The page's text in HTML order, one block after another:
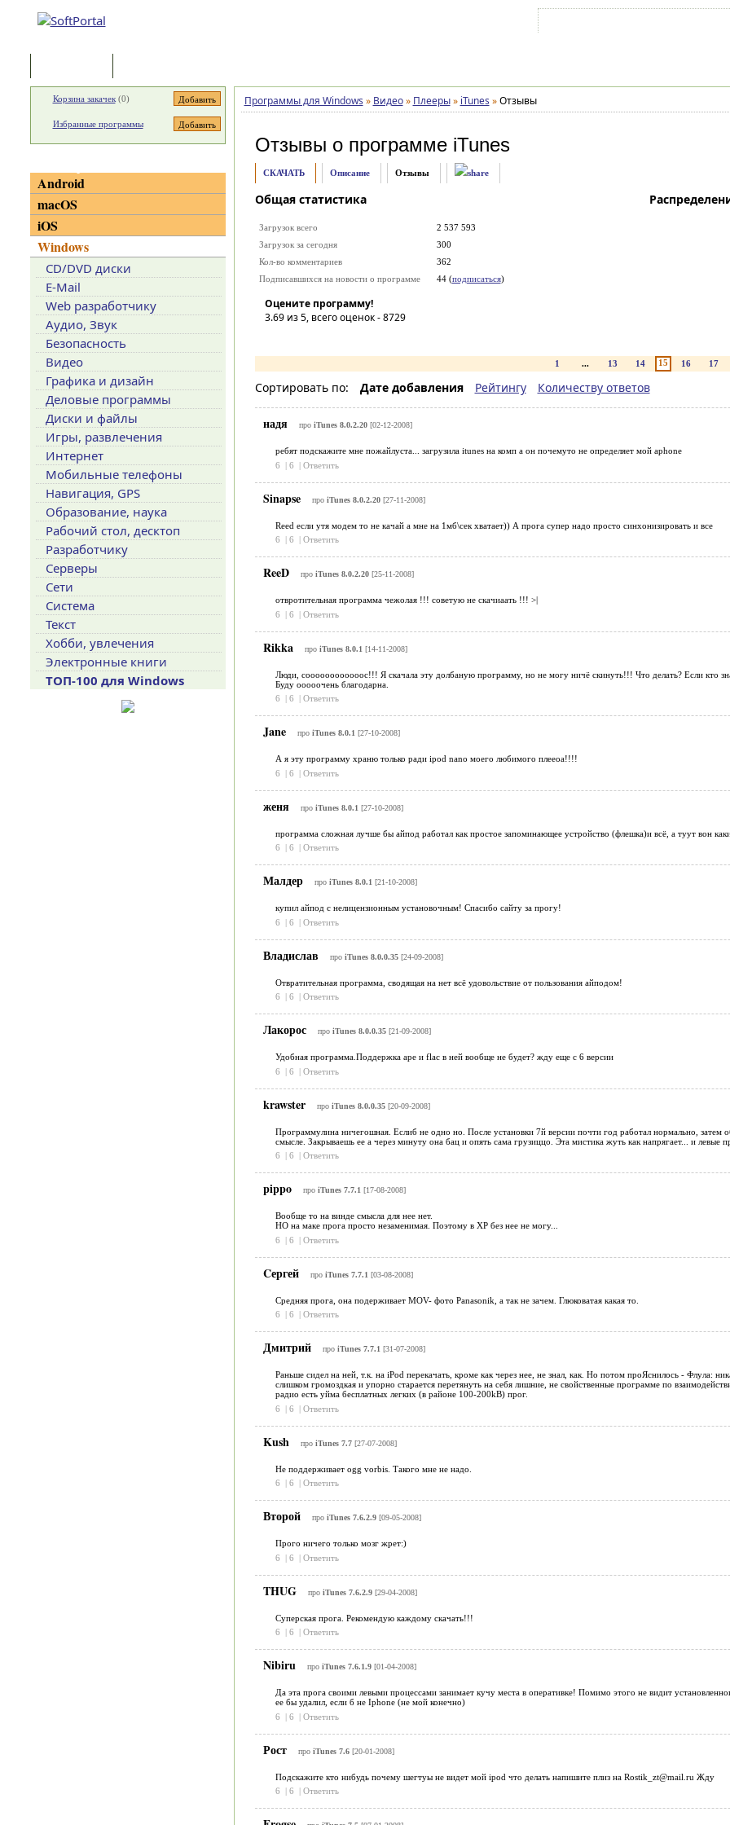
Программы для Windows » Видео » Плееры » iTunes » Отзывы
Отзывы о программе iTunes
СКАЧАТЬ Описание Отзывы
Общая статистика
Загрузок всего
2 537 593
Загрузок за сегодня
300
Кол-во комментариев
362
Подписавшихся на новости о программе
44 (подписаться)
Оцените программу!
3.69из 5, всего оценок -8729
1 ... 13 14 15 16 17
Сортировать по: Дате добавления Рейтингу Количеству ответов
надя про iTunes 8.0.2.20[02-12-2008]
ребят подскажите мне пожайлуста... загрузила itunes на комп а он почемуто не определяет мой aphone
6
| 6 | Ответить
Sinapse про iTunes 8.0.2.20[27-11-2008]
Reed если утя модем то не качай а мне на 1мб\сек хватает)) А прога супер надо просто синхонизировать и все
6
| 6 | Ответить
ReeD про iTunes 8.0.2.20[25-11-2008]
отвротительная программа чежолая !!! советую не скачиаать !!! >|
6
| 6 | Ответить
Rikka про iTunes 8.0.1 [14-11-2008]
Люди, соооооооооооос!!! Я скачала эту долбаную программу, но не могу ничё скинуть!!! Что делать? Если кто
Буду ооооочень благодарна.
6
| 6 | Ответить
Jane про iTunes 8.0.1 [27-10-2008]
А я эту программу храню только ради ipod nano моего любимого плееоа!!!!
6
| 6 | Ответить
женя про iTunes 8.0.1 [27-10-2008]
программа сложная лучше бы айпод работал как простое запоминающее устройство (флешка)и всё, а туут вон
6
| 6 | Ответить
Малдер про iTunes 8.0.1 [21-10-2008]
купил айпод с нелицензионным установочным! Спасибо сайту за прогу!
6
| 6 | Ответить
Владислав про iTunes 8.0.0.35[24-09-2008]
Отвратительная программа, сводящая на нет всё удовольствие от пользования айподом!
6
| 6 | Ответить
Лакорос про iTunes 8.0.0.35[21-09-2008]
Удобная программа.Поддержка ape и flac в ней вообще не будет? жду еще с 6 версии
6
| 6 | Ответить
krawster про iTunes 8.0.0.35[20-09-2008]
Программулина ничегошная. Еслиб не одно но. После установки 7й версии почти год работал нормально,
смысле. Закрываешь ее а через минуту она бац и опять сама грузиццо. Эта мистика жуть как напрягает... и
6
| 6 | Ответить
pippo про iTunes 7.7.1 [17-08-2008]
Вообще то на винде смысла для нее нет.
НО на маке прога просто незаменимая. Поэтому в ХР без нее не могу...
6
| 6 | Ответить
Cергей про iTunes 7.7.1 [03-08-2008]
Средняя прога, она подерживает MOV- фото Panasonik, а так не зачем. Глюковатая какая то.
6
| 6 | Ответить
Дмитрий про iTunes 7.7.1 [31-07-2008]
Раньше сидел на ней, т.к. на iPod перекачать, кроме как через нее, не знал, как. Но потом проЯснилось - Флула:
слишком громоздкая и упорно старается перетянуть на себя лишние, не свойственные программе по
радио есть уйма бесплатных легких (в районе 100-200kB) прог.
6
| 6 | Ответить
Kush про iTunes 7.7[27-07-2008]
Не поддерживает ogg vorbis. Такого мне не надо.
6
| 6 | Ответить
Второй про iTunes 7.6.2.9[09-05-2008]
Прого ничего только мозг жрет:)
6
| 6 | Ответить
THUG про iTunes 7.6.2.9[29-04-2008]
Суперская прога. Рекомендую каждому скачать!!!
6
| 6 | Ответить
Nibiru про iTunes 7.6.1.9[01-04-2008]
Да эта прога своими левыми процессами занимает кучу места в оперативке! Помимо этого не видит
ее бы удалил, если б не Iphone (не мой конечно)
6
| 6 | Ответить
Рост про iTunes 7.6[20-01-2008]
Подскажите кто нибудь почему шегтуы не видет мой ipod что делать напишите плиз на Rostik_zt@mail.ru Жду
6
| 6 | Ответить
Корзина закачек(0)
Избранные программы
Android
macOS
iOS
Windows
CD/DVD диски
E-Mail
Web разработчику
Аудио, Звук
Безопасность
Видео
Графика и дизайн
Деловые программы
Диски и файлы
Игры, развлечения
Интернет
Мобильные телефоны
Навигация, GPS
Образование, наука
Рабочий стол, десктоп
Разработчику
Серверы
Сети
Система
Текст
Хобби, увлечения
Электронные книги
ТОП-100 для Windows